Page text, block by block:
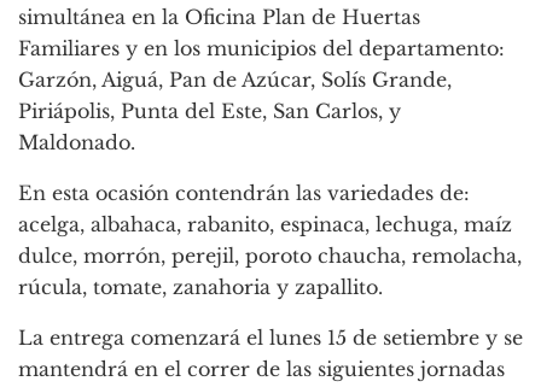
simultánea en la Oficina Plan de Huertas
Familiares y en los municipios del departamento:
Garzón, Aiguá, Pan de Azúcar, Solís Grande,
Piriápolis, Punta del Este, San Carlos, y
Maldonado.
En esta ocasión contendrán las variedades de:
acelga, albahaca, rabanito, espinaca, lechuga, maíz
dulce, morrón, perejil, poroto chaucha, remolacha,
rúcula, tomate, zanahoria y zapallito.
La entrega comenzará el lunes 15 de setiembre y se
mantendrá en el correr de las siguientes jornadas